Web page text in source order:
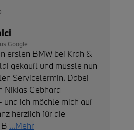
Google
ersten BMW bei Krah &
gekauft und musste nun
Servicetermin. Dabei
Niklas Gebhard
und ich möchte mich auf
herzlich für die
...Mehr